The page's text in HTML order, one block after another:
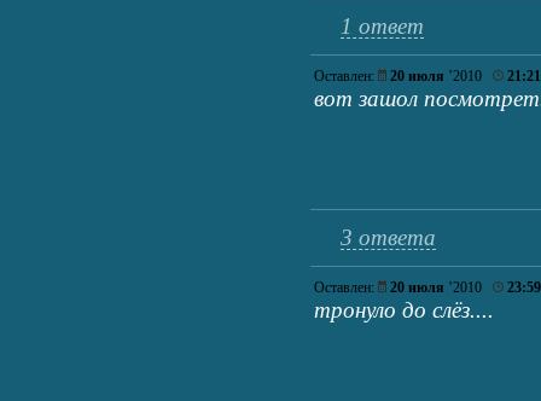
1 ответ
Оставлен: 20 июля ’2010 21:21
вот зашол
3 ответа
Оставлен: 20 июля ’2010 23:59
тронуло до слёз....